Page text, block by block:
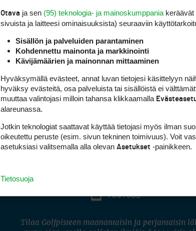
YOUTUBE
Tilaa Golfpisteen maanantaisin ja perjantaisin
Otava ja sen (95) teknologia- ja mainoskumppania
sivuista ja laitteesi ominaisuuk­sista) seuraaviin
Sisällön ja palveluiden parantaminen
Kohdennettu mainonta ja markkinointi
Kävijämäärien ja mainonnan mittaaminen
Hyväksymällä evästeet, annat luvan tietojesi käsittelyyn
hyväksy evästeitä, osa palveluista tai sisällöistä ei
muuttaa valintojasi milloin tahansa klikkaamalla
alareunassa.
Jotkin teknologiat saattavat käyttää tietojasi myös ilman
oikeutettu peruste (esim. sivun tekninen toimivuus). Voit
asetuksiasi valitsemalla alla olevan Asetukset -painikkeen.
Tietosuoja